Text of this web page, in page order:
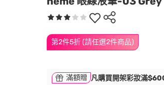
第2件5折 (請任選2件商品)
滿額贈 凡購買開架彩妝滿